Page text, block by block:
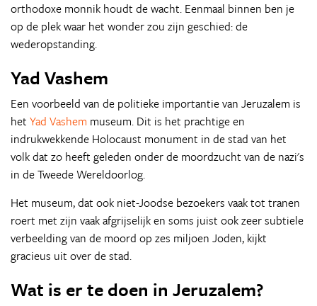
orthodoxe monnik houdt de wacht. Eenmaal binnen ben je
op de plek waar het wonder zou zijn geschied: de
wederopstanding.
Yad Vashem
Een voorbeeld van de politieke importantie van Jeruzalem is
het Yad Vashem museum. Dit is het prachtige en
indrukwekkende Holocaust monument in de stad van het
volk dat zo heeft geleden onder de moordzucht van de nazi's
in de Tweede Wereldoorlog.
Het museum, dat ook niet-Joodse bezoekers vaak tot tranen
roert met zijn vaak afgrijselijk en soms juist ook zeer subtiele
verbeelding van de moord op zes miljoen Joden, kijkt
gracieus uit over de stad.
Wat is er te doen in Jeruzalem?